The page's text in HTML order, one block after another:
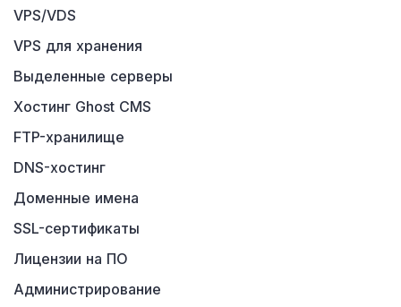
VPS/VDS
VPS для хранения
Выделенные серверы
Хостинг Ghost CMS
FTP-хранилище
DNS-хостинг
Доменные имена
SSL-сертификаты
Лицензии на ПО
Администрирование